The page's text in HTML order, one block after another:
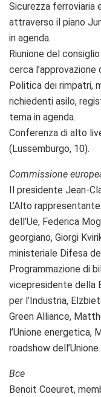
Sicurezza ferroviaria
attraverso il piano
in agenda.
Riunione del
cerca l’approvazione
Politica dei rimpatri,
richiedenti asilo,
tema in agenda.
Conferenza di alto
(Lussemburgo, 10).
Commissione
Il presidente Jean-
L’Alto
dell’Ue, Federica
georgiano, Giorgi
ministeriale Difesa
Programmazione di
vicepresidente della
per l’Industria,
Green Alliance,
l’Unione energetica,
roadshow
Bce
Benoit Coeuret,